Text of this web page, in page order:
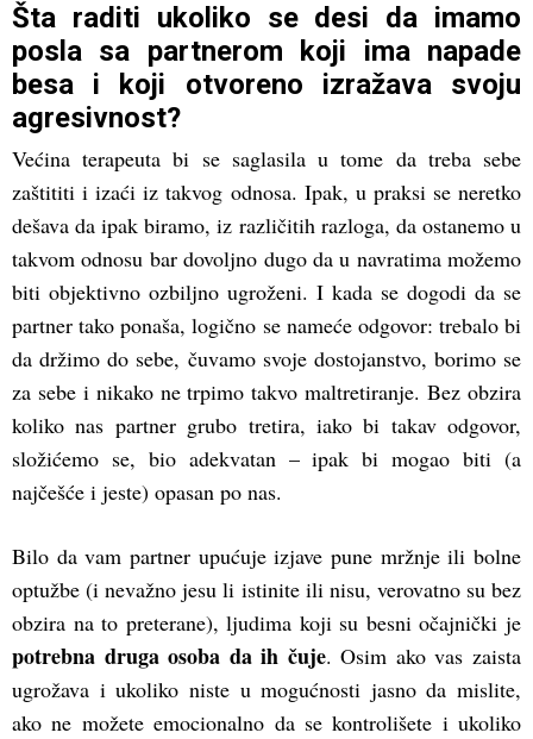
Šta raditi ukoliko se desi da imamo
posla sa partnerom koji ima napade
besa i koji otvoreno izražava svoju
agresivnost?
Većina terapeuta bi se saglasila u tome da treba sebe
zaštititi i izaći iz takvog odnosa. Ipak, u praksi se neretko
dešava da ipak biramo, iz različitih razloga, da ostanemo u
takvom odnosu bar dovoljno dugo da u navratima možemo
biti objektivno ozbiljno ugroženi. I kada se dogodi da se
partner tako ponaša, logično se nameće odgovor: trebalo bi
da držimo do sebe, čuvamo svoje dostojanstvo, borimo se
za sebe i nikako ne trpimo takvo maltretiranje. Bez obzira
koliko nas partner grubo tretira, iako bi takav odgovor,
složićemo se, bio adekvatan – ipak bi mogao biti (a
najčešće i jeste) opasan po nas.
Bilo da vam partner upućuje izjave pune mržnje ili bolne
optužbe (i nevažno jesu li istinite ili nisu, verovatno su bez
obzira na to preterane), ljudima koji su besni očajnički je
potrebna druga osoba da ih čuje. Osim ako vas zaista
ugrožava i ukoliko niste u mogućnosti jasno da mislite,
ako ne možete emocionalno da se kontrolišete i ukoliko